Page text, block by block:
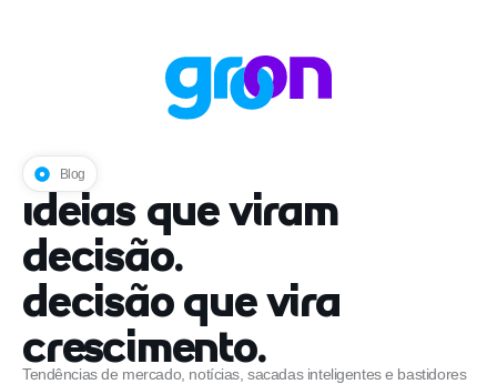
Blog
Ideias que viram
decisão.
Decisão que vira
crescimento.
Tendências de mercado, notícias, sacadas inteligentes e bastidores